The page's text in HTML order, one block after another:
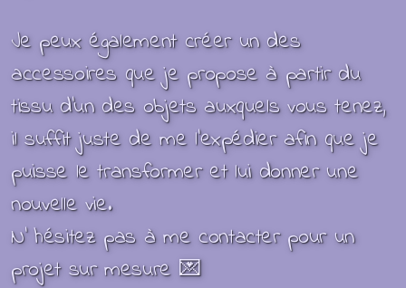
Je peux également créer un des
accessoires que je propose à partir du
tissu d'un des objets auxquels vous tenez,
il suffit juste de me l'expédier afin que je
puisse le transformer et lui donner une
nouvelle vie.
N' hésitez pas à me contacter pour un
projet sur mesure 💌